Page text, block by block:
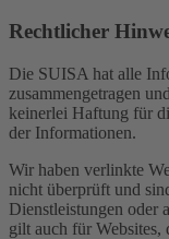
Rechtlicher
Die SUISA hat alle
zusammengetragen
keinerlei Haftung für
der Informationen.
Wir haben verlinkte
nicht überprüft und
Dienstleistungen oder
gilt auch für Websites,